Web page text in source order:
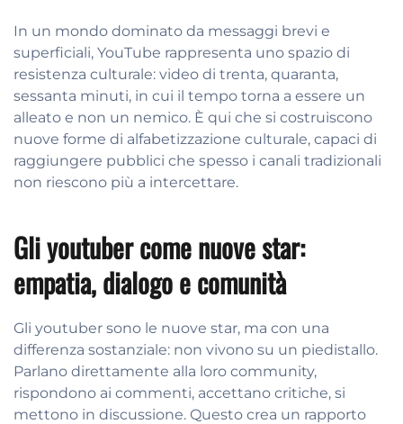
In un mondo dominato da messaggi brevi e
superficiali, YouTube rappresenta uno spazio di
resistenza culturale: video di trenta, quaranta,
sessanta minuti, in cui il tempo torna a essere un
alleato e non un nemico. È qui che si costruiscono
nuove forme di alfabetizzazione culturale, capaci di
raggiungere pubblici che spesso i canali tradizionali
non riescono più a intercettare.
Gli youtuber come nuove star:
empatia, dialogo e comunità
Gli youtuber sono le nuove star, ma con una
differenza sostanziale: non vivono su un piedistallo.
Parlano direttamente alla loro community,
rispondono ai commenti, accettano critiche, si
mettono in discussione. Questo crea un rapporto